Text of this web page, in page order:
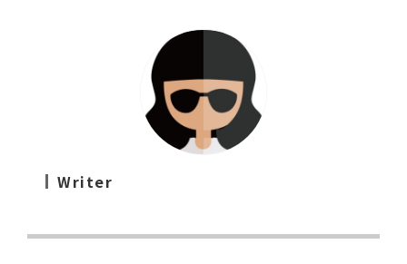
Writer